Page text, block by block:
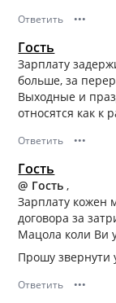
Ответить •••
Гость
Зарплату
больше, за
Выходные и
относятся как к
Ответить •••
Гость
@ Гость,
Зарплату кожен
договора за
Мацола коли Ви
Прошу звернути
Ответить •••